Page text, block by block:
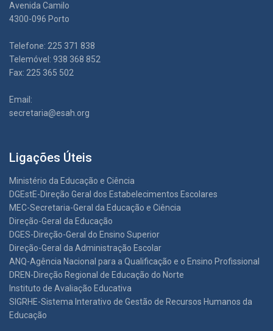
Avenida Camilo
4300-096 Porto
Telefone: 225 371 838
Telemóvel: 938 368 852
Fax: 225 365 502
Email:
secretaria@esah.org
Ligações Úteis
Ministério da Educação e Ciência
DGEstE-Direção Geral dos Estabelecimentos Escolares
MEC-Secretaria-Geral da Educação e Ciência
Direção-Geral da Educação
DGES-Direção-Geral do Ensino Superior
Direção-Geral da Administração Escolar
ANQ-Agência Nacional para a Qualificação e o Ensino Profissional
DREN-Direção Regional de Educação do Norte
Instituto de Avaliação Educativa
SIGRHE-Sistema Interativo de Gestão de Recursos Humanos da
Educação